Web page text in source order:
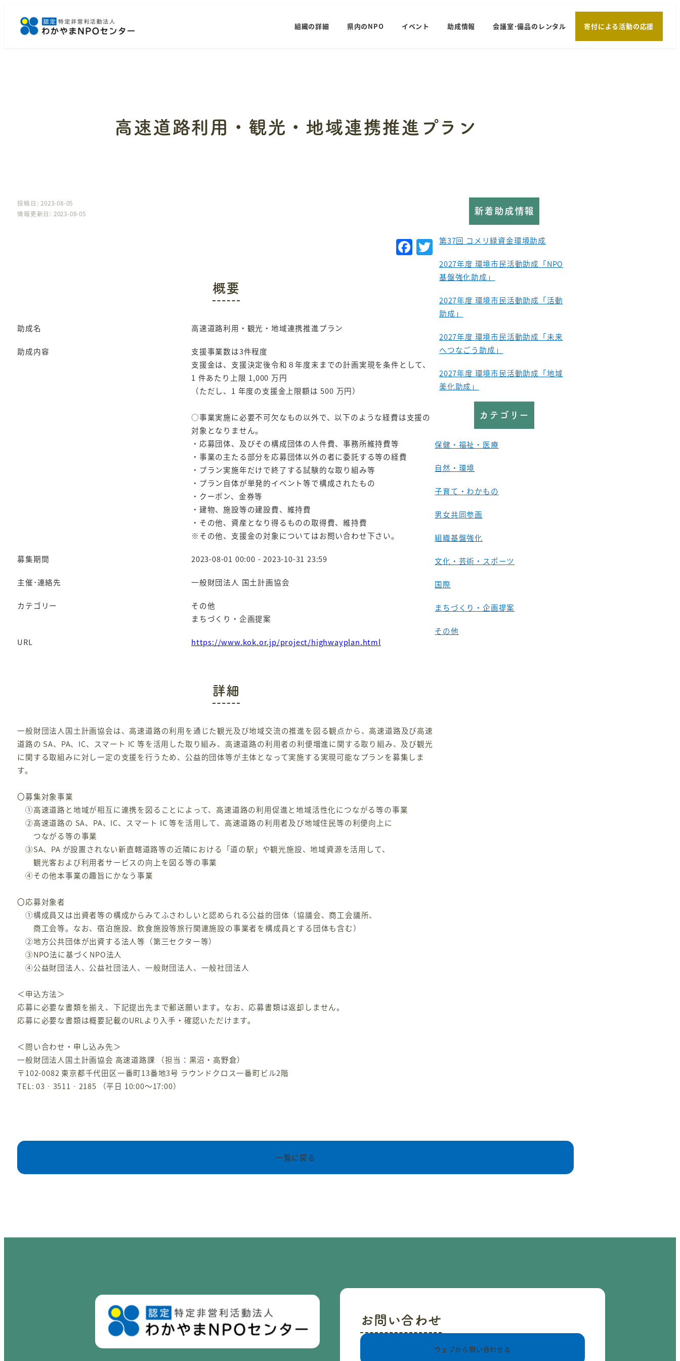
組織の詳細 県内のNPO イベント 助成情報 会議室･備品のレンタル 寄付による活動の応援
高速道路利用・観光・地域連携推進プラン
投稿日: 2023-08-05
情報更新日: 2023-08-05
F
k
T
w
it
te
r
概要
助成名 高速道路利用・観光・地域連携推進プラン
助成内容
支援事業数は3件程度
支援金は、支援決定後令和８年度末までの計画実現を条件として、
1 件あたり上限 1,000 万円
（ただし、1 年度の支援金上限額は 500 万円）
○事業実施に必要不可欠なもの以外で、以下のような経費は支援の
対象となりません。
・応募団体、及びその構成団体の人件費、事務所維持費等
・事業の主たる部分を応募団体以外の者に委託する等の経費
・プラン実施年だけで終了する試験的な取り組み等
・プラン自体が単発的イベント等で構成されたもの
・クーポン、金券等
・建物、施設等の建設費、維持費
・その他、資産となり得るものの取得費、維持費
※その他、支援金の対象についてはお問い合わせ下さい。
募集期間 2023-08-01 00:00 - 2023-10-31 23:59
主催･連絡先 一般財団法人 国土計画協会
カテゴリー
その他
まちづくり・企画提案
URL https://www.kok.or.jp/project/highwayplan.html
詳細
一般財団法人国土計画協会は、高速道路の利用を通じた観光及び地域交流の推進を図る観点から、高速道路及び高速
道路の SA、PA、IC、スマート IC 等を活用した取り組み、高速道路の利用者の利便増進に関する取り組み、及び観光
に関する取組みに対し一定の支援を行うため、公益的団体等が主体となって実施する実現可能なプランを募集しま
す。
〇募集対象事業
①高速道路と地域が相互に連携を図ることによって、高速道路の利用促進と地域活性化につながる等の事業
②高速道路の SA、PA、IC、スマート IC 等を活用して、高速道路の利用者及び地域住民等の利便向上に
つながる等の事業
③SA、PA が設置されない新直轄道路等の近隣における「道の駅」や観光施設、地域資源を活用して、
観光客および利用者サービスの向上を図る等の事業
④その他本事業の趣旨にかなう事業
〇応募対象者
①構成員又は出資者等の構成からみてふさわしいと認められる公益的団体（協議会、商工会議所、
商工会等。なお、宿泊施設、飲食施設等旅行関連施設の事業者を構成員とする団体も含む）
②地方公共団体が出資する法人等（第三セクター等）
③NPO法に基づくNPO法人
④公益財団法人、公益社団法人、一般財団法人、一般社団法人
＜申込方法＞
応募に必要な書類を揃え、下記提出先まで郵送願います。なお、応募書類は返却しません。
応募に必要な書類は概要記載のURLより入手・確認いただけます。
＜問い合わせ・申し込み先＞
一般財団法人国土計画協会 高速道路課 （担当：黒沼・高野倉）
〒102-0082 東京都千代田区一番町13番地3号 ラウンドクロス一番町ビル2階
TEL: 03‐3511‐2185 （平日 10:00～17:00）
新着助成情報
第37回 コメリ緑資金環境助成
2027年度 環境市民活動助成「NPO
基盤強化助成」
2027年度 環境市民活動助成「活動
助成」
2027年度 環境市民活動助成「未来
へつなごう助成」
2027年度 環境市民活動助成「地域
美化助成」
カテゴリー
保健・福祉・医療
自然・環境
子育て・わかもの
男女共同参画
組織基盤強化
文化・芸術・スポーツ
国際
まちづくり・企画提案
その他
一覧に戻る
お問い合わせ
ウェブから問い合わせる